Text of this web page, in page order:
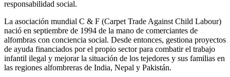
responsabilidad social.
La asociación mundial C & F (Carpet Trade Against Child Labour)
nació en septiembre de 1994 de la mano de comerciantes de
alfombras con conciencia social. Desde entonces, gestiona proyectos
de ayuda financiados por el propio sector para combatir el trabajo
infantil ilegal y mejorar la situación de los tejedores y sus familias en
las regiones alfombreras de India, Nepal y Pakistán.